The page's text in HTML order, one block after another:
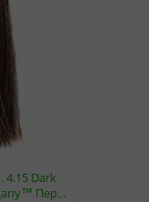
4.15 Dark
Пер…